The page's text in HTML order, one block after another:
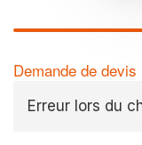
Demande de
Erreur lors du